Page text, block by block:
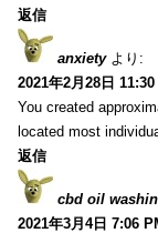
返信
anxiety より:
2021年2月28日 11:30
You created
located most
返信
cbd oil
2021年3月4日 7:06